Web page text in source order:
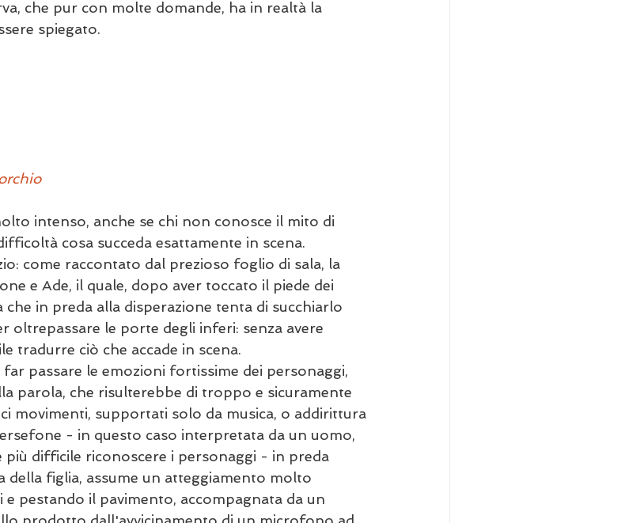
che pur con molte domande, ha in realtà la
spiegato.
intenso, anche se chi non conosce il mito di
cosa succeda esattamente in scena.
come raccontato dal prezioso foglio di sala, la
e Ade, il quale, dopo aver toccato il piede dei
che in preda alla disperazione tenta di succhiarlo
oltrepassare le porte degli inferi: senza avere
tradurre ciò che accade in scena.
passare le emozioni fortissime dei personaggi,
parola, che risulterebbe di troppo e sicuramente
movimenti, supportati solo da musica, o addirittura
- in questo caso interpretata da un uomo,
difficile riconoscere i personaggi - in preda
della figlia, assume un atteggiamento molto
e pestando il pavimento, accompagnata da un